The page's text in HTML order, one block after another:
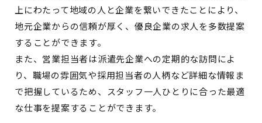
上にわたって地域の人と企業を繋いできたことにより、
地元企業からの信頼が厚く、優良企業の求人を多数提案
することができます。
また、営業担当者は派遣先企業への定期的な訪問によ
り、職場の雰囲気や採用担当者の人柄など詳細な情報ま
で把握しているため、スタッフ一人ひとりに合った最適
な仕事を提案することができます。